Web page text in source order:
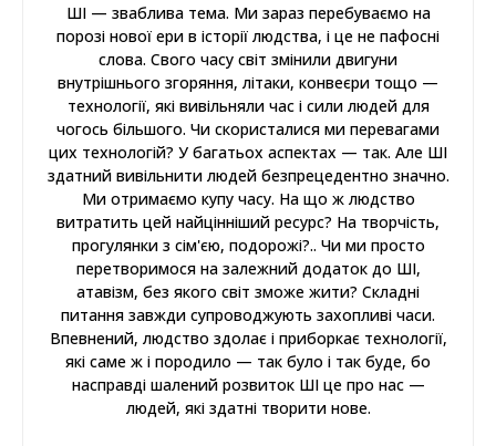
ШІ — зваблива тема. Ми зараз перебуваємо на
порозі нової ери в історії людства, і це не пафосні
слова. Свого часу світ змінили двигуни
внутрішнього згоряння, літаки, конвеєри тощо —
технології, які вивільняли час і сили людей для
чогось більшого. Чи скористалися ми перевагами
цих технологій? У багатьох аспектах — так. Але ШІ
здатний вивільнити людей безпрецедентно значно.
Ми отримаємо купу часу. На що ж людство
витратить цей найцінніший ресурс? На творчість,
прогулянки з сім'єю, подорожі?.. Чи ми просто
перетворимося на залежний додаток до ШІ,
атавізм, без якого світ зможе жити? Складні
питання завжди супроводжують захопливі часи.
Впевнений, людство здолає і приборкає технології,
які саме ж і породило — так було і так буде, бо
насправді шалений розвиток ШІ це про нас —
людей, які здатні творити нове.